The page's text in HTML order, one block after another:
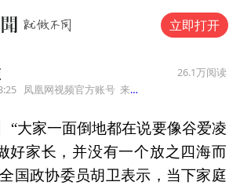
立即打开
凤凰网视频官方账号 来自北京市
26.1万阅读
“大家一面倒地都在说要像谷爱凌
好家长，并没有一个放之四海而
国政协委员胡卫表示，当下家庭